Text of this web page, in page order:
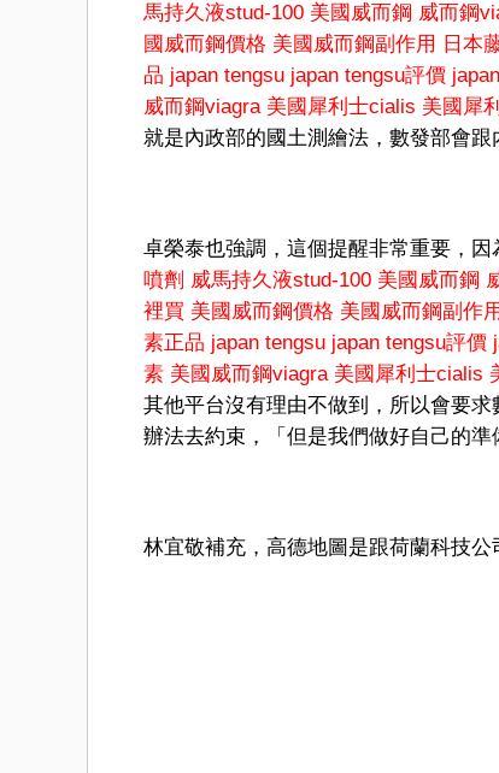
馬持久液stud-100 美國威而鋼 威而鋼
國威而鋼價格 美國威而鋼副作用 日本
品 japan tengsu japan tengsu評價
威而鋼viagra 美國犀利士cialis 美國犀
就是內政部的國土測繪法，數發部會跟
卓榮泰也強調，這個提醒非常重要，因
噴劑 威馬持久液stud-100 美國威而鋼
裡買 美國威而鋼價格 美國威而鋼副作用
素正品 japan tengsu japan tengsu評價
素 美國威而鋼viagra 美國犀利士cialis
其他平台沒有理由不做到，所以會要
辦法去約束，「但是我們做好自己的準
林宜敬補充，高德地圖是跟荷蘭科技公